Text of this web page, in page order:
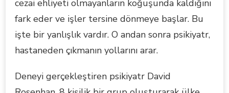
cezai ehliyeti olmayanların koğuşunda kaldığını
fark eder ve işler tersine dönmeye başlar. Bu
işte bir yanlışlık vardır. O andan sonra psikiyatr,
hastaneden çıkmanın yollarını arar.
Deneyi gerçekleştiren psikiyatr David